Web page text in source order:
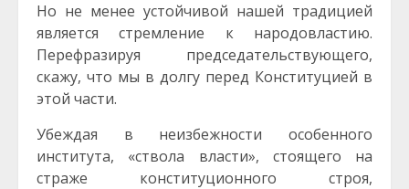
Но не менее устойчивой нашей традицией
является стремление к народовластию.
Перефразируя председательствующего,
скажу, что мы в долгу перед Конституцией в
этой части.
Убеждая в неизбежности особенного
института, «ствола власти», стоящего на
страже конституционного строя,